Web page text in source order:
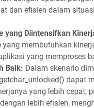
dan efisien dalam
yang Diintensifkan
membutuhkan
yang memproses
Baik: Dalam skenario
dapat
yang lebih cepat,
lebih efisien,